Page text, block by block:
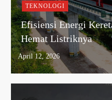
TEKNOLOGI
Efisiensi Energi
Hemat Listriknya